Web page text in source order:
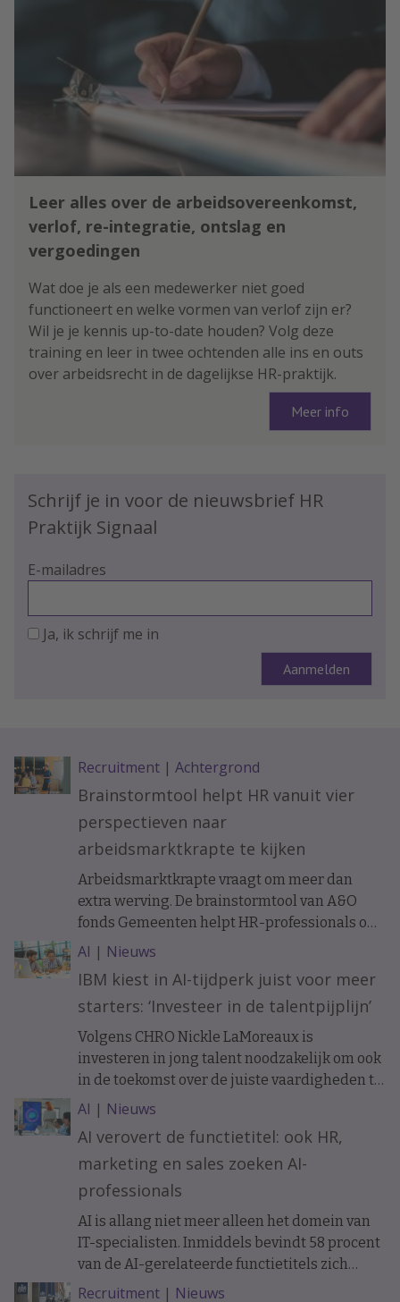
Leer alles over de arbeidsovereenkomst,
verlof, re-integratie, ontslag en
vergoedingen
Wat doe je als een medewerker niet goed
functioneert en welke vormen van verlof zijn er?
Wil je je kennis up-to-date houden? Volg deze
training en leer in twee ochtenden alle ins en outs
over arbeidsrecht in de dagelijkse HR-praktijk.
Meer info
Schrijf je in voor de nieuwsbrief HR
Praktijk Signaal
E-mailadres
Ja, ik schrijf me in
Recruitment| Achtergrond
Brainstormtool helpt HR vanuit vier
perspectieven naar
arbeidsmarktkrapte te kijken
Arbeidsmarktkrapte vraagt om meer dan
extra werving. De brainstormtool van A&O
fonds Gemeenten helpt HR-professionals om
samen met managers, financials, IT-
specialisten en medewerkers uit de business
personeelsvraagstukken vanuit vier
verschillende perspectieven te bekijken. Dat
moet leiden tot nieuwe oplossingen voor
onder meer instroom, behoud en slimmer
organiseren van werk.
AI | Nieuws
IBM kiest in AI-tijdperk juist voor meer
starters: ‘Investeer in de talentpijplijn’
Volgens CHRO Nickle LaMoreaux is
investeren in jong talent noodzakelijk om ook
in de toekomst over de juiste vaardigheden te
beschikken.
AI | Nieuws
AI verovert de functietitel: ook HR,
marketing en sales zoeken AI-
professionals
AI is allang niet meer alleen het domein van
IT-specialisten. Inmiddels bevindt 58 procent
van de AI-gerelateerde functietitels zich
buiten de technologiesector. Ook HR,
Recruitment| Nieuws